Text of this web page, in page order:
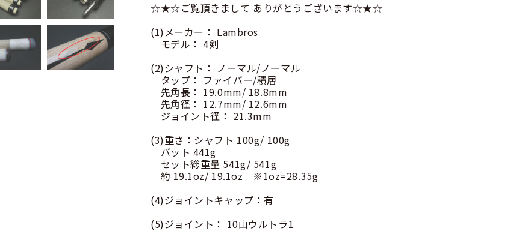
☆★☆ご覧頂きまして ありがとうございます☆★☆
(1)メーカー： Lambros
モデル： 4剣
(2)シャフト： ノーマル/ノーマル
タップ： ファイバー/積層
先角長： 19.0mm/ 18.8mm
先角径： 12.7mm/ 12.6mm
ジョイント径： 21.3mm
(3)重さ：シャフト 100g/ 100g
バット 441g
セット総重量 541g/ 541g
約 19.1oz/ 19.1oz ※1oz=28.35g
(4)ジョイントキャップ：有
(5)ジョイント： 10山ウルトラ1